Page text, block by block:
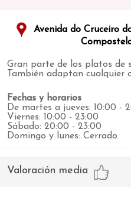
Avenida do Cruceiro
Gran parte de los platos de
También adaptan cualquier
Fechas y horarios
De martes a jueves: 10:00 -
Viernes: 10:00 - 23:00
Sábado: 20:00 - 23:00
Domingo y lunes: Cerrado.
Valoración media